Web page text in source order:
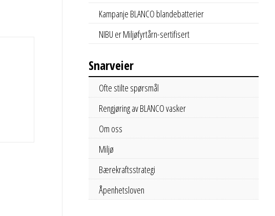
Kampanje BLANCO blandebatterier
NIBU er Miljøfyrtårn-sertifisert
Snarveier
Ofte stilte spørsmål
Rengjøring av BLANCO vasker
Om oss
Miljø
Bærekraftsstrategi
Åpenhetsloven